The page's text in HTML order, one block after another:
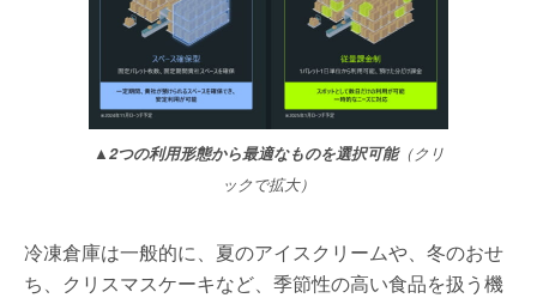
▲2つの利用形態から最適なものを選択可能（クリ
ックで拡大）
冷凍倉庫は一般的に、夏のアイスクリームや、冬のおせ
ち、クリスマスケーキなど、季節性の高い食品を扱う機